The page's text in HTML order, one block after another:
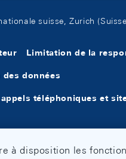
suisse, Zurich
Limitation de la
données
téléphoniques et
à disposition les